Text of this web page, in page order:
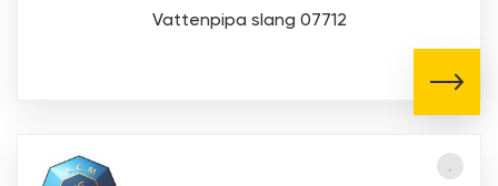
Vattenpipa slang 07712